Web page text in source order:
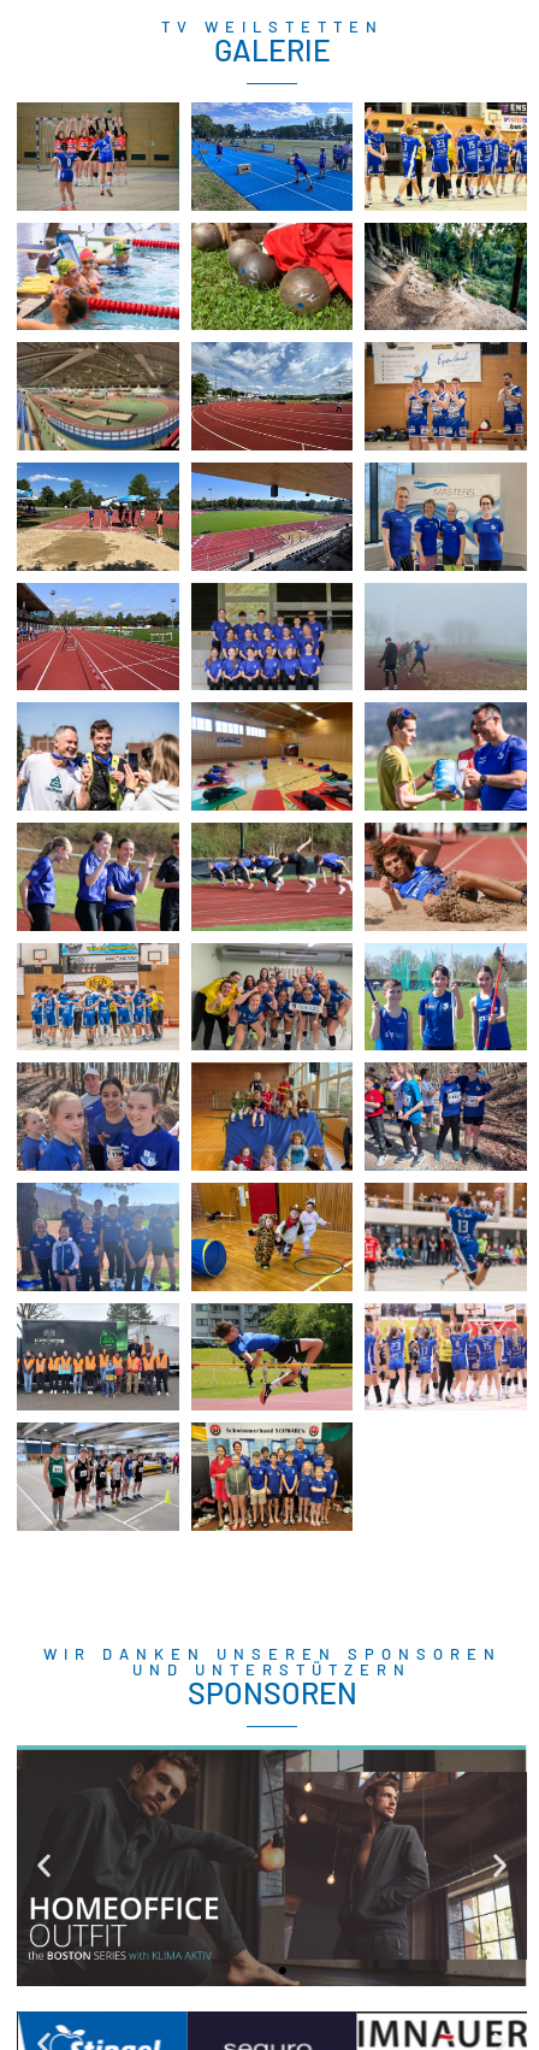
TV WEILSTETTEN
GALERIE
WIR DANKEN UNSEREN SPONSOREN
UND UNTERSTÜTZERN
SPONSOREN